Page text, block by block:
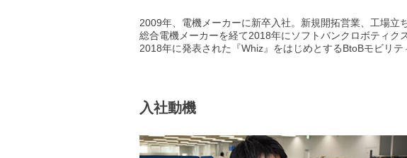
2009年、電機メーカーに新卒入社。新規開拓営業、工場立
総合電機メーカーを経て2018年にソフトバンクロボティク
2018年に発表された『Whiz』をはじめとするBtoBモビリテ
入社動機